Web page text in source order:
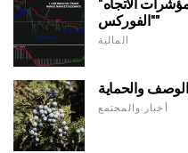
"فوركس" مؤشرات جيدة. أفضل مؤشرات الاتجاه
"الفوركس"
المالية
والحماية
أخبار والمجتمع